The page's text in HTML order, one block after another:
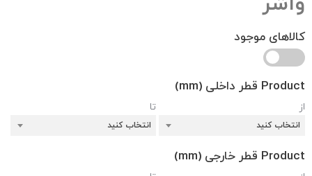
کالاهای موجود
Product قطر داخلی (mm)
از
انتخاب کنید
تا
انتخاب کنید
Product قطر خارجی (mm)